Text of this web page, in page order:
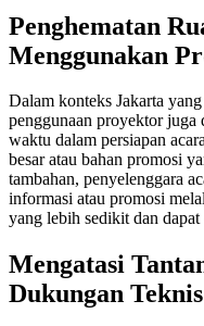
Penghematan
Menggunakan
Dalam konteks Jakarta
penggunaan proyektor juga
waktu dalam persiapan
besar atau bahan promosi
tambahan, penyelenggara
informasi atau promosi
yang lebih sedikit dan
Mengatasi
Dukungan